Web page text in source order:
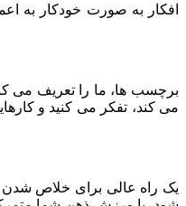
افکار به صورت خودکار به
برچسب ها، ما را تعریف می
می کند، تفکر می کنید و
یک راه عالی برای خلاص